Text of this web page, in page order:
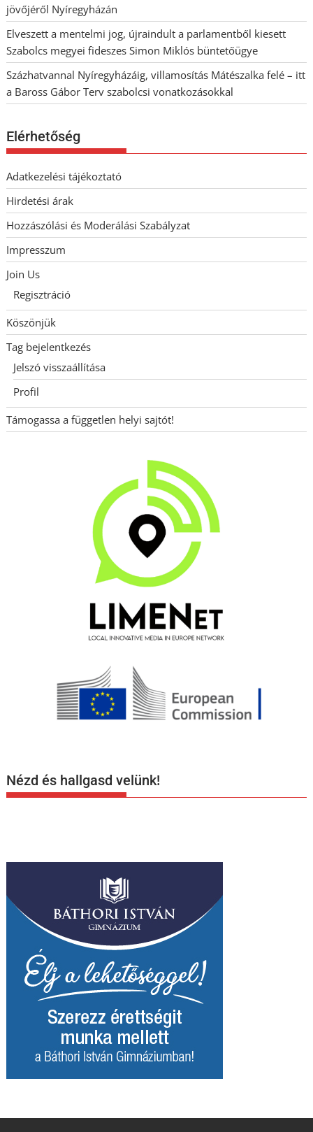
jövőjéről Nyíregyházán
Elveszett a mentelmi jog, újraindult a parlamentből kiesett
Szabolcs megyei fideszes Simon Miklós büntetőügye
Százhatvannal Nyíregyházáig, villamosítás Mátészalka felé – itt
a Baross Gábor Terv szabolcsi vonatkozásokkal
Elérhetőség
Adatkezelési tájékoztató
Hirdetési árak
Hozzászólási és Moderálási Szabályzat
Impresszum
Join Us
Regisztráció
Köszönjük
Tag bejelentkezés
Jelszó visszaállítása
Profil
Támogassa a független helyi sajtót!
Nézd és hallgasd velünk!